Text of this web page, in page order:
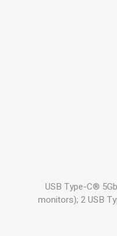
1 USB Type-C®
monitors); 2 USB